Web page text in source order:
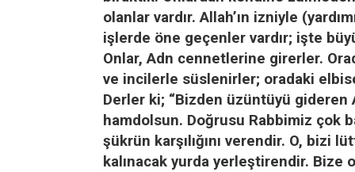
olanlar vardır. Allah’ın izniyle
işlerde öne geçenler vardır; işte
Onlar, Adn cennetlerine girerler.
ve incilerle süslenirler; oradaki
Derler ki; “Bizden üzüntüyü gideren
hamdolsun. Doğrusu Rabbimiz çok
şükrün karşılığını verendir. O, bizi
kalınacak yurda yerleştirendir. Bize